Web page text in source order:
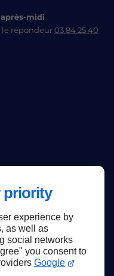
priority
experience by
as well as
social networks
you consent to
Google
midi
le répondeur03 84 25 40